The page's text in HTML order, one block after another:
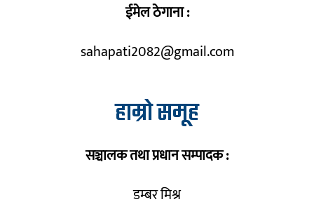
ईमेल ठेगाना :
sahapati2082@gmail.com
हाम्रो समूह
सञ्चालक तथा प्रधान सम्पादक :
डम्बर मिश्र